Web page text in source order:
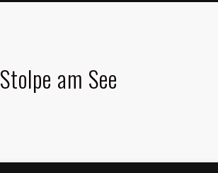
Stolpe am See